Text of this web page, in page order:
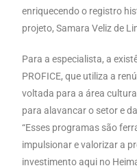
enriquecendo o registro
projeto, Samara Veliz de
Para a especialista, a
PROFICE, que utiliza a
voltada para a área
para alavancar o setor e
“Esses programas são
impulsionar e valorizar a
investimento aqui no